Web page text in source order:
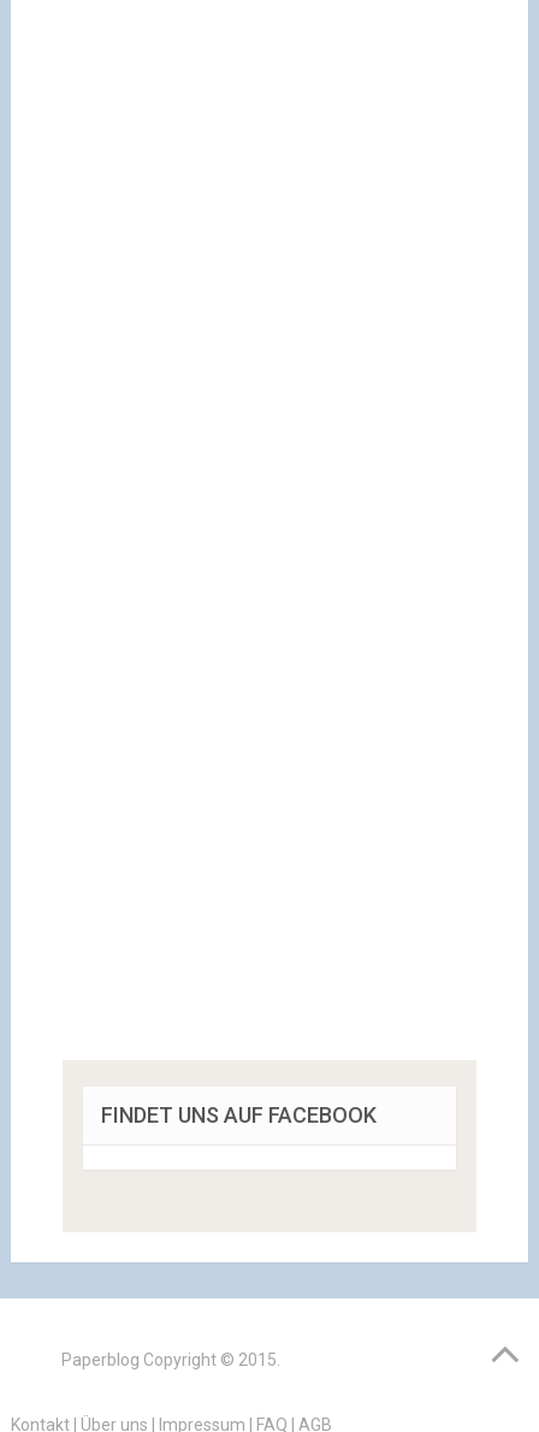
FINDET UNS AUF FACEBOOK
Paperblog Copyright © 2015.
Kontakt| Über uns Impressum FAQ AGB